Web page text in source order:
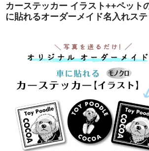
よくある質問
フォトパネルの貼りかた
商品一覧
選んでつくるシリーズ
選んでつくるカーステッカー
カーステッカー イラスト++ペット
に貼れるオーダーメイド名入れス